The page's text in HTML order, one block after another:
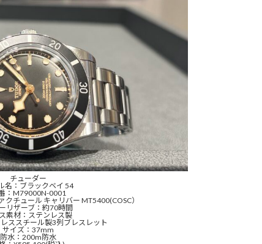
チューダー
名：ブラックベイ 54
：M79000N-0001
チュール キャリバー MT5400(COSC）
リザーブ：約70時間
素材：ステンレス製
ススチール製3列ブレスレット
サイズ：37mm
防水：200m防水